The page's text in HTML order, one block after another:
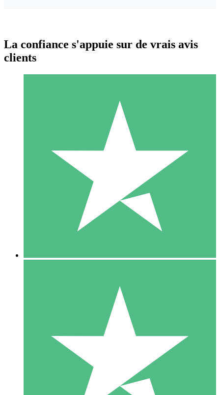
Packs de Crédits Individuels
Payez à l'utilisation avec des crédits de téléchargement. Sans
1 Téléchargement
10 00
10 Téléchargements
20 00
La confiance s'appuie sur de vrais avis
clients